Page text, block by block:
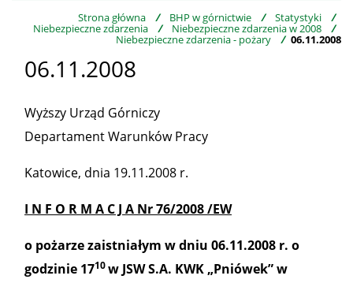
Strona główna / BHP w górnictwie / Statystyki /
Niebezpieczne zdarzenia / Niebezpieczne zdarzenia w 2008 /
Niebezpieczne zdarzenia - pożary / 06.11.2008
06.11.2008
Wyższy Urząd Górniczy
Departament Warunków Pracy
Katowice, dnia 19.11.2008 r.
I N F O R M A C J A Nr 76/2008 /EW
o pożarze zaistniałym w dniu 06.11.2008 r. o
godzinie 1710w JSW S.A. KWK „Pniówek” w